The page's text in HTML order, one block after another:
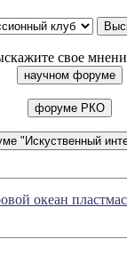
свое
океан